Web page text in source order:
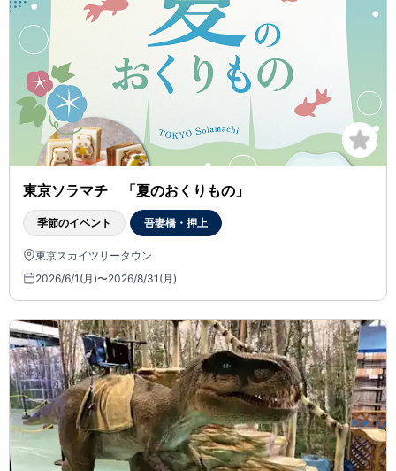
東京ソラマチ 「夏のおくりもの」
季節のイベント 吾妻橋・押上
東京スカイツリータウン
2026/6/1(月)〜2026/8/31(月)